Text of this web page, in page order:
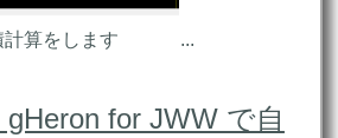
積計算をします ...
gHeron for JWW で自